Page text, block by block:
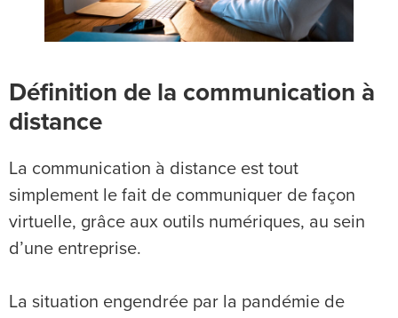
Définition de la communication à
distance
La communication à distance est tout
simplement le fait de communiquer de façon
virtuelle, grâce aux outils numériques, au sein
d’une entreprise.
La situation engendrée par la pandémie de